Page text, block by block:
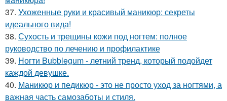
37. Ухоженные руки и красивый маникюр: секреты
идеального вида!
38. Сухость и трещины кожи под ногтем: полное
руководство по лечению и профилактике
39. Ногти Bubblegum - летний тренд, который подойдет
каждой девушке.
40. Маникюр и педикюр - это не просто уход за ногтями, а
важная часть самозаботы и стиля.